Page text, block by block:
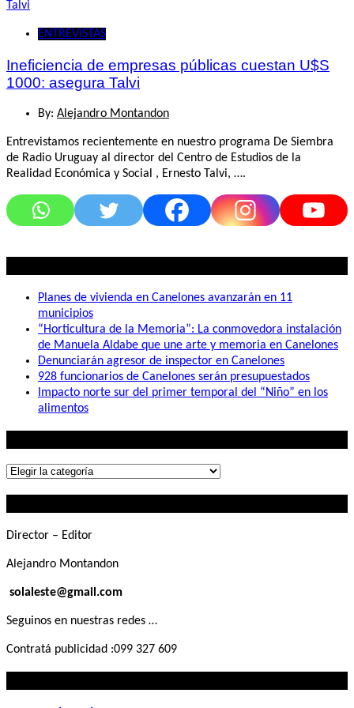
ENTREVISTAS
Ineficiencia de empresas públicas cuestan U$S
1000: asegura Talvi
By: Alejandro Montandon
Entrevistamos recientemente en nuestro programa De Siembra
de Radio Uruguay al director del Centro de Estudios de la
Realidad Económica y Social , Ernesto Talvi, ….
Planes de vivienda en Canelones avanzarán en 11
municipios
“Horticultura de la Memoria”: La conmovedora instalación
de Manuela Aldabe que une arte y memoria en Canelones
Denunciarán agresor de inspector en Canelones
928 funcionarios de Canelones serán presupuestados
Impacto norte sur del primer temporal del “Niño” en los
alimentos
Lo
Director – Editor
Alejandro Montandon
solaleste@gmail.com
Seguinos en nuestras redes …
Contratá publicidad :099 327 609